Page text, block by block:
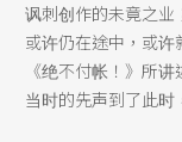
讽刺创作的未竟之业
或许仍在途中，或
《绝不付帐！》所
当时的先声到了此